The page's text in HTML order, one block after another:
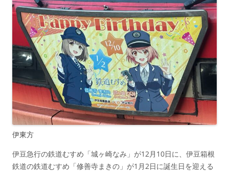
伊東方
伊豆急行の鉄道むすめ「城ヶ崎なみ」が12月10日に、伊豆箱根
鉄道の鉄道むすめ「修善寺まきの」が1月2日に誕生日を迎える